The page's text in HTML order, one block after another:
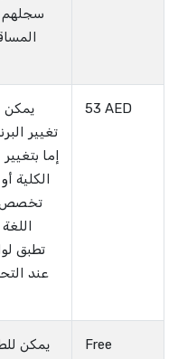
سجلهم
يمكن
تغيير
إما
الكلية
تخصص
تطبق
عند
53 AED
يمكن
Free